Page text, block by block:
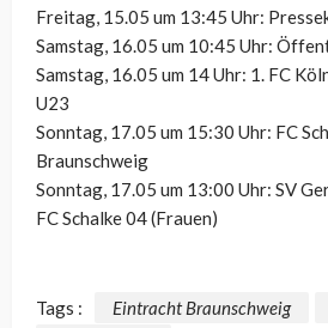
Freitag, 15.05 um 13:45 Uhr:
Samstag, 16.05 um 10:45 Uhr:
Samstag, 16.05 um 14 Uhr: 1. FC
U23
Sonntag, 17.05 um 15:30 Uhr: FC
Braunschweig
Sonntag, 17.05 um 13:00 Uhr: SV
FC Schalke 04 (Frauen)
Tags : Eintracht Braunschweig